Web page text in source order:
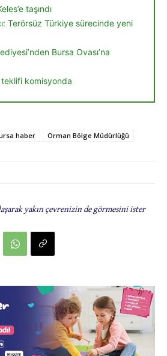
taşındı
Terörsüz Türkiye sürecinde yeni
Bursa Ovası’na
teklifi komisyonda
haber
Orman Bölge Müdürlüğü
yakın çevrenizin de görmesini ister